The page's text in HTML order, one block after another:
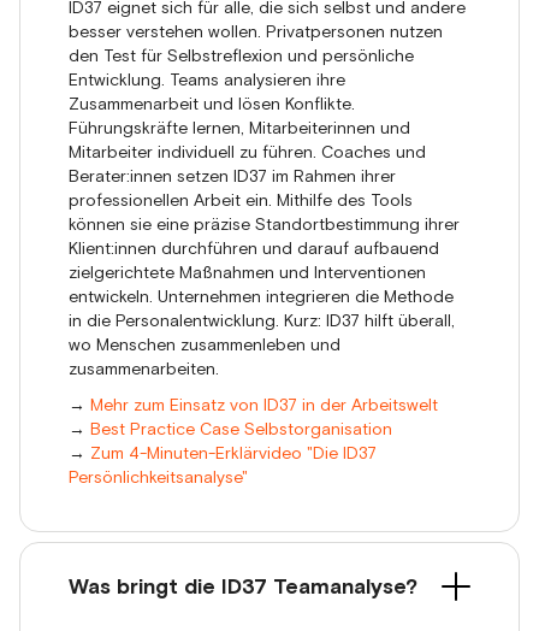
ID37 eignet sich für alle, die sich selbst und andere
besser verstehen wollen. Privatpersonen nutzen
den Test für Selbstreflexion und persönliche
Entwicklung. Teams analysieren ihre
Zusammenarbeit und lösen Konflikte.
Führungskräfte lernen, Mitarbeiterinnen und
Mitarbeiter individuell zu führen. Coaches und
Berater:innen setzen ID37 im Rahmen ihrer
professionellen Arbeit ein. Mithilfe des Tools
können sie eine präzise Standortbestimmung ihrer
Klient:innen durchführen und darauf aufbauend
zielgerichtete Maßnahmen und Interventionen
entwickeln. Unternehmen integrieren die Methode
in die Personalentwicklung. Kurz: ID37 hilft überall,
wo Menschen zusammenleben und
zusammenarbeiten.
→ Mehr zum Einsatz von ID37 in der Arbeitswelt
→ Best Practice Case Selbstorganisation
→ Zum 4-Minuten-Erklärvideo "Die ID37
Persönlichkeitsanalyse"
Was bringt die ID37 Teamanalyse?